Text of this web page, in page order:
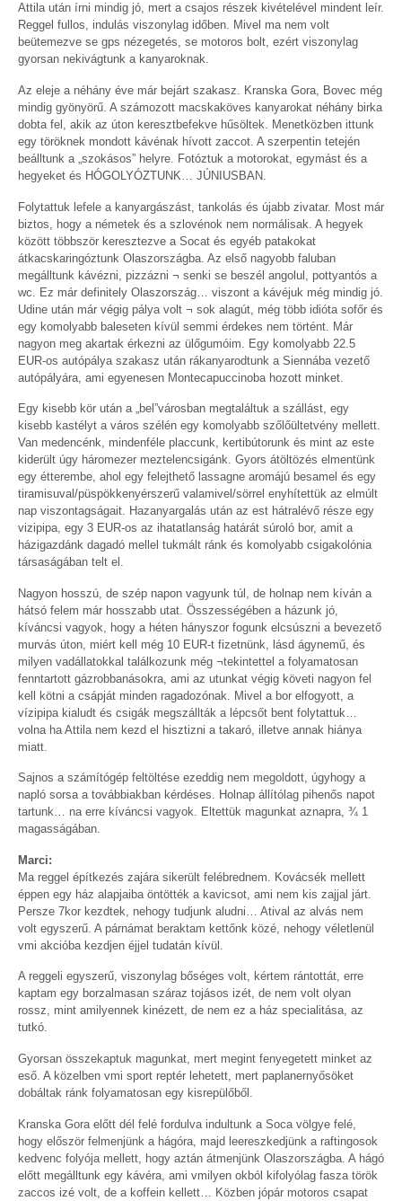
Attila után írni mindig jó, mert a csajos részek kivételével mindent leír.
Reggel fullos, indulás viszonylag időben. Mivel ma nem volt
beütemezve se gps nézegetés, se motoros bolt, ezért viszonylag
gyorsan nekivágtunk a kanyaroknak.
Az eleje a néhány éve már bejárt szakasz. Kranska Gora, Bovec még
mindig gyönyörű. A számozott macskaköves kanyarokat néhány birka
dobta fel, akik az úton keresztbefekve hűsöltek. Menetközben ittunk
egy töröknek mondott kávénak hívott zaccot. A szerpentin tetején
beálltunk a „szokásos” helyre. Fotóztuk a motorokat, egymást és a
hegyeket és HÓGOLYÓZTUNK… JÚNIUSBAN.
Folytattuk lefele a kanyargászást, tankolás és újabb zivatar. Most már
biztos, hogy a németek és a szlovénok nem normálisak. A hegyek
között többször keresztezve a Socat és egyéb patakokat
átkacskaringóztunk Olaszországba. Az első nagyobb faluban
megálltunk kávézni, pizzázni ¬ senki se beszél angolul, pottyantós a
wc. Ez már definitely Olaszország… viszont a kávéjuk még mindig jó.
Udine után már végig pálya volt ¬ sok alagút, még több idióta sofőr és
egy komolyabb baleseten kívül semmi érdekes nem történt. Már
nagyon meg akartak érkezni az ülőgumóim. Egy komolyabb 22.5
EUR-os autópálya szakasz után rákanyarodtunk a Siennába vezető
autópályára, ami egyenesen Montecapuccinoba hozott minket.
Egy kisebb kör után a „bel”városban megtaláltuk a szállást, egy
kisebb kastélyt a város szélén egy komolyabb szőlőültetvény mellett.
Van medencénk, mindenféle placcunk, kertibútorunk és mint az este
kiderült úgy háromezer meztelencsigánk. Gyors átöltözés elmentünk
egy étterembe, ahol egy felejthető lassagne aromájú besamel és egy
tiramisuval/püspökkenyérszerű valamivel/sörrel enyhítettük az elmúlt
nap viszontagságait. Hazanyargalás után az est hátralévő része egy
vizipipa, egy 3 EUR-os az ihatatlanság határát súroló bor, amit a
házigazdánk dagadó mellel tukmált ránk és komolyabb csigakolónia
társaságában telt el.
Nagyon hosszú, de szép napon vagyunk túl, de holnap nem kíván a
hátsó felem már hosszabb utat. Összességében a házunk jó,
kíváncsi vagyok, hogy a héten hányszor fogunk elcsúszni a bevezető
murvás úton, miért kell még 10 EUR-t fizetnünk, lásd ágynemű, és
milyen vadállatokkal találkozunk még ¬tekintettel a folyamatosan
fenntartott gázrobbanásokra, ami az utunkat végig követi nagyon fel
kell kötni a csápját minden ragadozónak. Mivel a bor elfogyott, a
vízipipa kialudt és csigák megszállták a lépcsőt bent folytattuk…
volna ha Attila nem kezd el hisztizni a takaró, illetve annak hiánya
miatt.
Sajnos a számítógép feltöltése ezeddig nem megoldott, úgyhogy a
napló sorsa a továbbiakban kérdéses. Holnap állítólag pihenős napot
tartunk… na erre kíváncsi vagyok. Eltettük magunkat aznapra, ¾ 1
magasságában.
Marci:
Ma reggel építkezés zajára sikerült felébrednem. Kovácsék mellett
éppen egy ház alapjaiba öntötték a kavicsot, ami nem kis zajjal járt.
Persze 7kor kezdtek, nehogy tudjunk aludni… Atival az alvás nem
volt egyszerű. A párnámat beraktam kettőnk közé, nehogy véletlenül
vmi akcióba kezdjen éjjel tudatán kívül.
A reggeli egyszerű, viszonylag bőséges volt, kértem rántottát, erre
kaptam egy borzalmasan száraz tojásos izét, de nem volt olyan
rossz, mint amilyennek kinézett, de nem ez a ház specialitása, az
tutkó.
Gyorsan összekaptuk magunkat, mert megint fenyegetett minket az
eső. A közelben vmi sport reptér lehetett, mert paplanernyősöket
dobáltak ránk folyamatosan egy kisrepülőből.
Kranska Gora előtt dél felé fordulva indultunk a Soca völgye felé,
hogy először felmenjünk a hágóra, majd leereszkedjünk a raftingosok
kedvenc folyója mellett, hogy aztán átmenjünk Olaszországba. A hágó
előtt megálltunk egy kávéra, ami vmilyen okból kifolyólag fasza török
zaccos izé volt, de a koffein kellett… Közben jópár motoros csapat